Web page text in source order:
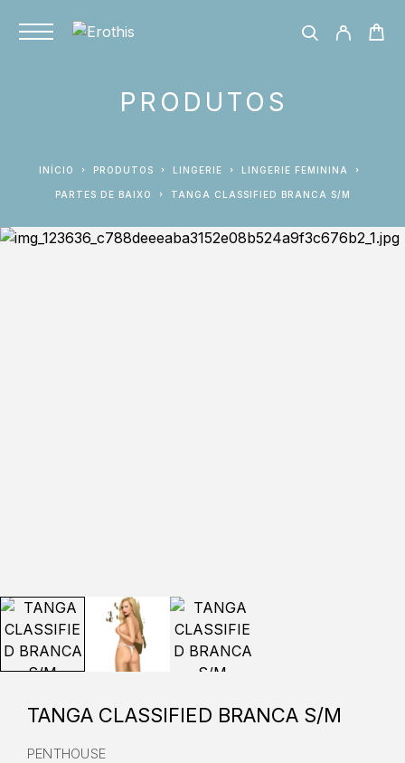
PRODUTOS
INÍCIO PRODUTOS LINGERIE LINGERIE FEMININA
PARTES DE BAIXO TANGA CLASSIFIED BRANCA S/M
TANGA CLASSIFIED BRANCA S/M
PENTHOUSE